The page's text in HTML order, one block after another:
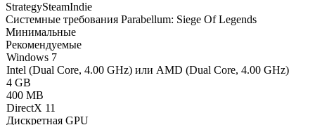
StrategySteamIndie
Системные требования Parabellum: Siege Of Legends
Минимальные
Рекомендуемые
Windows 7
Intel (Dual Core, 4.00 GHz) или AMD (Dual Core, 4.00 GHz)
4 GB
400 MB
DirectX 11
Дискретная GPU